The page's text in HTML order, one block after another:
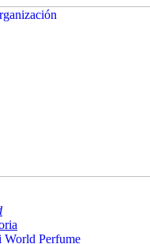
World Perfume